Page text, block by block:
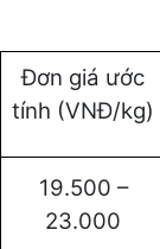
Đơn giá ước
tính (VNĐ/kg)
19.500 –
23.000